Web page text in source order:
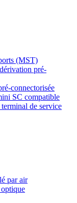
(MST)
pré-
connectorisée
SC compatible
de service
par air